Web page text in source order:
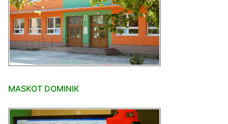
MASKOT DOMINIK